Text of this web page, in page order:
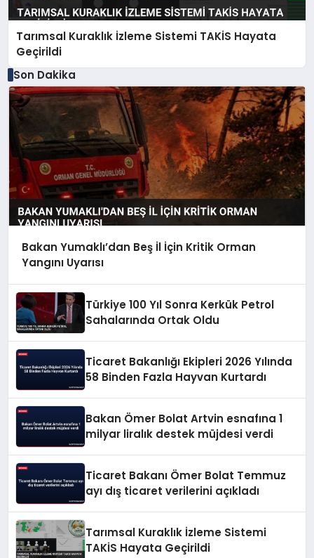
Tarımsal Kuraklık İzleme Sistemi TAKİS Hayata
Geçirildi
Son Dakika
Bakan Yumaklı’dan Beş İl İçin Kritik Orman
Yangını Uyarısı
Türkiye 100 Yıl Sonra Kerkük Petrol
Sahalarında Ortak Oldu
Ticaret Bakanlığı Ekipleri 2026 Yılında
58 Binden Fazla Hayvan Kurtardı
Bakan Ömer Bolat Artvin esnafına 1
milyar liralık destek müjdesi verdi
Ticaret Bakanı Ömer Bolat Temmuz
ayı dış ticaret verilerini açıkladı
Tarımsal Kuraklık İzleme Sistemi
TAKİS Hayata Geçirildi